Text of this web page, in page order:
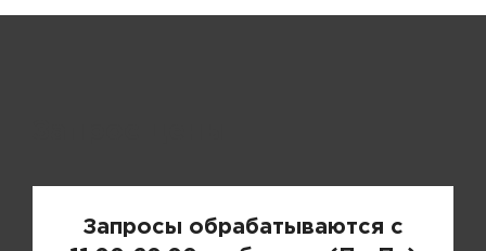
Запросы обрабатываются с